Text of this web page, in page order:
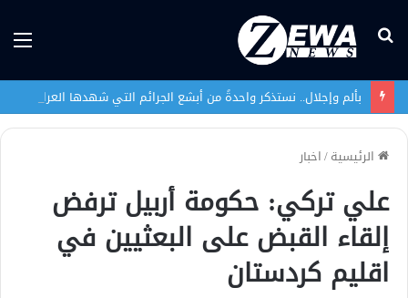
بحث
بألم وإجلال.. نستذكر واحدةً من أبشع الجرائم التي شهدها العراق في تاريخه الحديث
الرئيسية/اخبار
علي تركي: حكومة أربيل ترفض
إلقاء القبض على البعثيين في
اقليم كردستان